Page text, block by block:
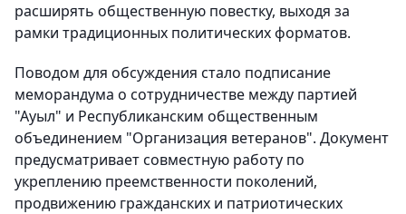
расширять общественную повестку, выходя за
рамки традиционных политических форматов.
Поводом для обсуждения стало подписание
меморандума о сотрудничестве между партией
"Ауыл" и Республиканским общественным
объединением "Организация ветеранов". Документ
предусматривает совместную работу по
укреплению преемственности поколений,
продвижению гражданских и патриотических